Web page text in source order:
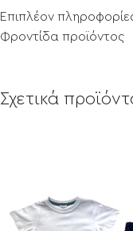
Επιπλέον
Φροντίδα προϊόντος
Σχετικά